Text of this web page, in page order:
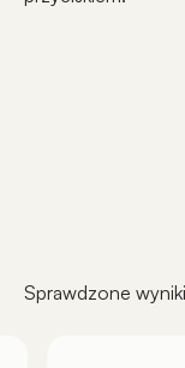
Sprawdzone wyniki